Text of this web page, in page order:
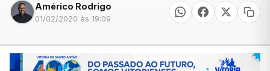
Américo Rodrigo
01/02/2020 às 19:09